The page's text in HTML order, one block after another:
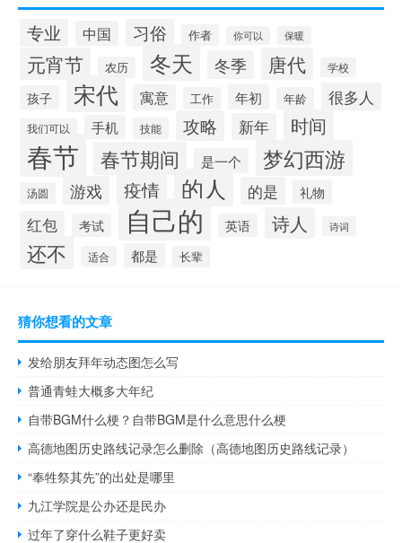
专业 中国 习俗 作者 你可以 保暖
元宵节 农历 冬天 冬季 唐代 学校
孩子 宋代 寓意 工作 年初 年龄 很多人
我们可以 手机 技能 攻略 新年 时间
春节 春节期间 是一个 梦幻西游
汤圆 游戏 疫情 的人 的是 礼物
红包 考试 自己的 英语 诗人 诗词
还不 适合 都是 长辈
猜你想看的文章
发给朋友拜年动态图怎么写
普通青蛙大概多大年纪
自带BGM什么梗？自带BGM是什么意思什么梗
高德地图历史路线记录怎么删除（高德地图历史路线记录）
“奉牲祭其先”的出处是哪里
九江学院是公办还是民办
过年了穿什么鞋子更好卖